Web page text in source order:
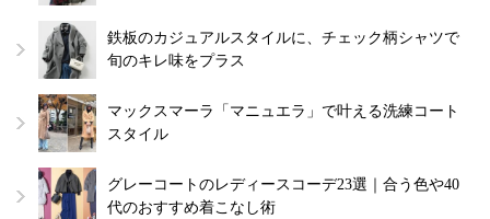
鉄板のカジュアルスタイルに、チェック柄シャツで
旬のキレ味をプラス
マックスマーラ「マニュエラ」で叶える洗練コート
スタイル
グレーコートのレディースコーデ23選｜合う色や40
代のおすすめ着こなし術